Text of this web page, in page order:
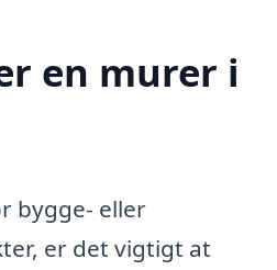
en murer i
bygge- eller
er det vigtigt at